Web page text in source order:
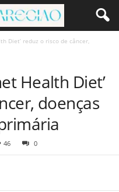
Diet’ reduz o risco de câncer,
Health Diet’
doenças
46 0